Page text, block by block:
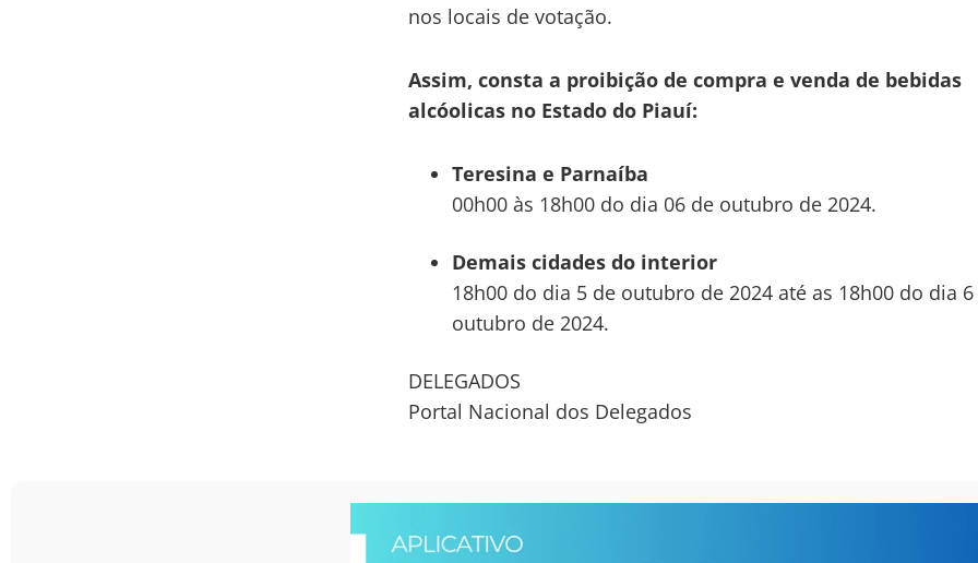
nos locais de votação.
Assim, consta a proibição de compra e venda de bebidas
alcóolicas no Estado do Piauí:
Teresina e Parnaíba
00h00 às 18h00 do dia 06 de outubro de 2024.
Demais cidades do interior
18h00 do dia 5 de outubro de 2024 até as 18h00 do dia
outubro de 2024.
DELEGADOS
Portal Nacional dos Delegados